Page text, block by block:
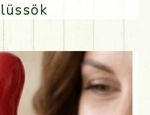
Plüssök